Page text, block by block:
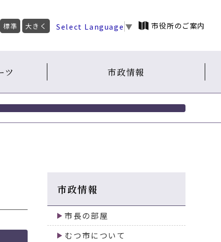
標準 大きく Select Language ▼ 市役所のご案内
ツ 市政情報
市政情報
市長の部屋
むつ市について